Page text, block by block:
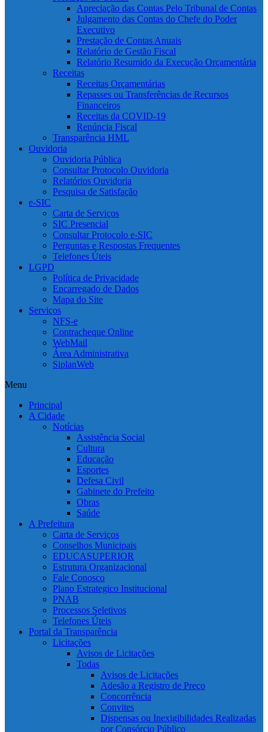
Apreciação das Contas Pelo Tribunal de Contas
Julgamento das Contas do Chefe do Poder
Executivo
Prestação de Contas Anuais
Relatório de Gestão Fiscal
Relatório Resumido da Execução Orçamentária
Receitas
Receitas Orçamentárias
Repasses ou Transferências de Recursos
Financeiros
Receitas da COVID-19
Renúncia Fiscal
Transparência HML
Ouvidoria
Ouvidoria Pública
Consultar Protocolo Ouvidoria
Relatórios Ouvidoria
Pesquisa de Satisfação
e-SIC
Carta de Serviços
SIC Presencial
Consultar Protocolo e-SIC
Perguntas e Respostas Frequentes
Telefones Úteis
LGPD
Política de Privacidade
Encarregado de Dados
Mapa do Site
Serviços
NFS-e
Contracheque Online
WebMail
Área Administrativa
SiplanWeb
Menu
Principal
A Cidade
Notícias
Assistência Social
Cultura
Educação
Esportes
Defesa Civil
Gabinete do Prefeito
Obras
Saúde
A Prefeitura
Carta de Serviços
Conselhos Municipais
EDUCASUPERIOR
Estrutura Organizacional
Fale Conosco
Plano Estrategico Institucional
PNAB
Processos Seletivos
Telefones Úteis
Portal da Transparência
Licitações
Avisos de Licitações
Todas
Avisos de Licitações
Adesão a Registro de Preço
Concorrência
Convites
Dispensas ou Inexigibilidades Realizadas
por Consórcio Público